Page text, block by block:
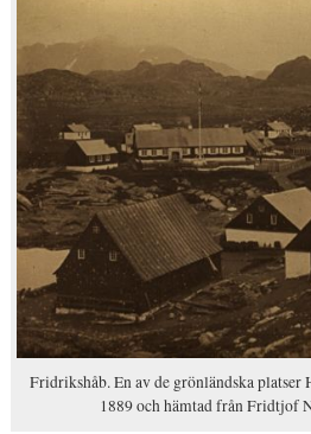
Fridrikshåb. En av de grönländska platser
1889 och hämtad från Fridtjof